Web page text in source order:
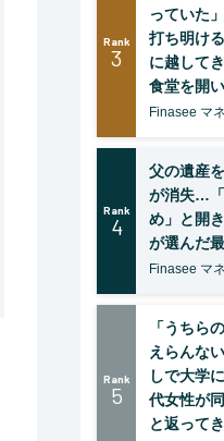
Rank
3
っていた
打ち明け
に越して
食堂を開
Finasee マ
Rank
4
父の遺産
が消失…
め」と開
が選んだ
Finasee マ
Rank
5
「うちら
えらんな
しで大学
代女性が
と返って